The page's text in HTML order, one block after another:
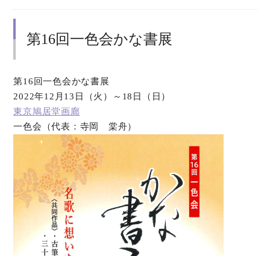
第16回一色会かな書展
第16回一色会かな書展
2022年12月13日（火）～18日（日）
東京鳩居堂画廊
一色会（代表：寺岡 棠舟）